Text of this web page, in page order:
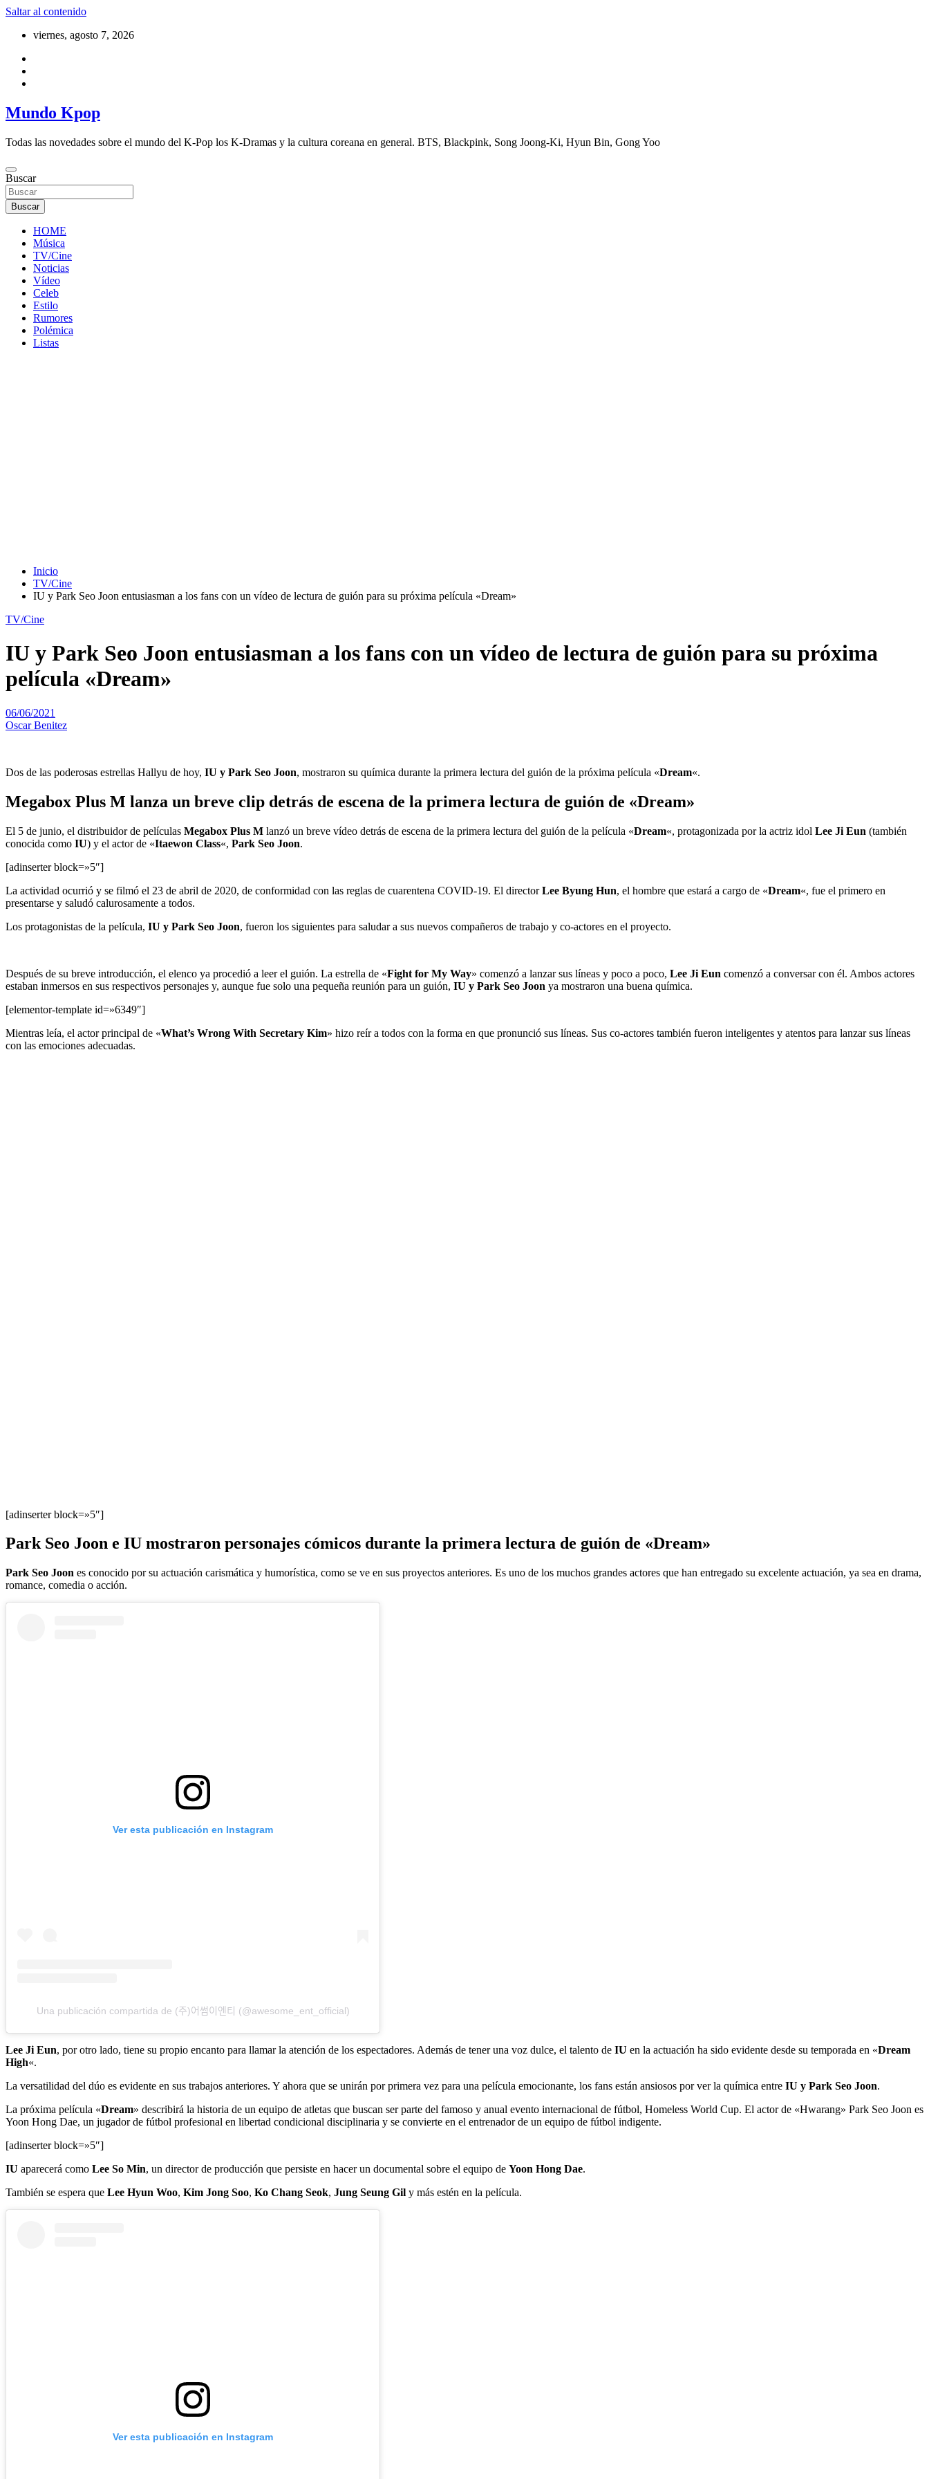
Saltar al contenido
viernes, agosto 7, 2026
Mundo Kpop
Todas las novedades sobre el mundo del K-Pop los K-Dramas y la cultura coreana en general. BTS, Blackpink, Song Joong-Ki, Hyun Bin, Gong Yoo
Buscar
Buscar
HOME
Música
TV/Cine
Noticias
Vídeo
Celeb
Estilo
Rumores
Polémica
Listas
Inicio
TV/Cine
IU y Park Seo Joon entusiasman a los fans con un vídeo de lectura de guión para su próxima película «Dream»
TV/Cine
IU y Park Seo Joon entusiasman a los fans con un vídeo de lectura de guión para su próxima
película «Dream»
06/06/2021
Oscar Benitez
Dos de las poderosas estrellas Hallyu de hoy, IU y Park Seo Joon, mostraron su química durante la primera lectura del guión de la próxima película «Dream«.
Megabox Plus M lanza un breve clip detrás de escena de la primera lectura de guión de «Dream»
El 5 de junio, el distribuidor de películas Megabox Plus M lanzó un breve vídeo detrás de escena de la primera lectura del guión de la película «Dream«, protagonizada por la actriz idol Lee Ji Eun (también
conocida como IU) y el actor de «Itaewon Class«, Park Seo Joon.
[adinserter block=»5″]
La actividad ocurrió y se filmó el 23 de abril de 2020, de conformidad con las reglas de cuarentena COVID-19. El directorLee Byung Hun, el hombre que estará a cargo de «Dream«, fue el primero en
presentarse y saludó calurosamente a todos.
Los protagonistas de la película, IU y Park Seo Joon, fueron los siguientes para saludar a sus nuevos compañeros de trabajo y co-actores en el proyecto.
Después de su breve introducción, el elenco ya procedió a leer el guión. La estrella de «Fight for My Way» comenzó a lanzar sus líneas y poco a poco, Lee Ji Eun comenzó a conversar con él. Ambos actores
estaban inmersos en sus respectivos personajes y, aunque fue solo una pequeña reunión para un guión, IU y Park Seo Joon ya mostraron una buena química.
[elementor-template id=»6349″]
Mientras leía, el actor principal de «What’s Wrong With Secretary Kim» hizo reír a todos con la forma en que pronunció sus líneas. Sus co-actores también fueron inteligentes y atentos para lanzar sus líneas
con las emociones adecuadas.
[adinserter block=»5″]
Park Seo Joon e IU mostraron personajes cómicos durante la primera lectura de guión de «Dream»
Park Seo Joon es conocido por su actuación carismática y humorística, como se ve en sus proyectos anteriores. Es uno de los muchos grandes actores que han entregado su excelente actuación, ya sea en drama,
romance, comedia o acción.
Ver esta publicación en Instagram
Una publicación compartida de (주)어썸이엔티 (@awesome_ent_official)
Lee Ji Eun, por otro lado, tiene su propio encanto para llamar la atención de los espectadores. Además de tener una voz dulce, el talento de IU en la actuación ha sido evidente desde su temporada en «Dream
High«.
La versatilidad del dúo es evidente en sus trabajos anteriores. Y ahora que se unirán por primera vez para una película emocionante, los fans están ansiosos por ver la química entre IU y Park Seo Joon.
La próxima película «Dream» describirá la historia de un equipo de atletas que buscan ser parte del famoso y anual evento internacional de fútbol, ​​Homeless World Cup. El actor de «Hwarang» Park Seo Joon es
Yoon Hong Dae, un jugador de fútbol profesional en libertad condicional disciplinaria y se convierte en el entrenador de un equipo de fútbol indigente.
[adinserter block=»5″]
IU aparecerá como Lee So Min, un director de producción que persiste en hacer un documental sobre el equipo de Yoon Hong Dae.
También se espera que Lee Hyun Woo, Kim Jong Soo, Ko Chang Seok, Jung Seung Gil y más estén en la película.
Ver esta publicación en Instagram